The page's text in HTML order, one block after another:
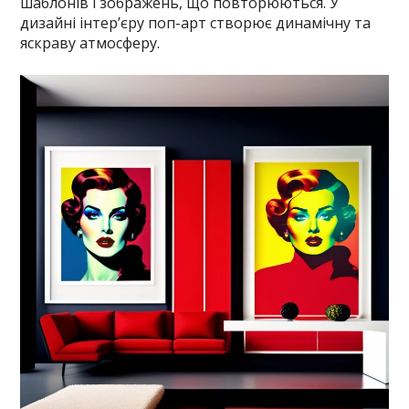
дизайні інтер’єру поп-арт створює динамічну та
яскраву атмосферу.